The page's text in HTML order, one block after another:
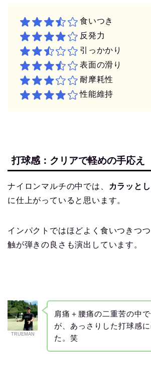
食いつき
反発力
引っかかり
表面の滑り
耐摩耗性
性能維持
打球感：クリアで軽めの手応え
ナイロンマルチの中では、
カラッと
に仕上がっていると思います。
インパクトではほどよく食いつきつ
触が弾きの良さも演出しています。
TRUEMAN
肩痛＋腰痛の二重苦の中
が、あっさりした打球感
た。笑